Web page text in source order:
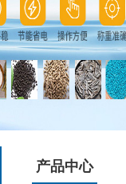
产品中心